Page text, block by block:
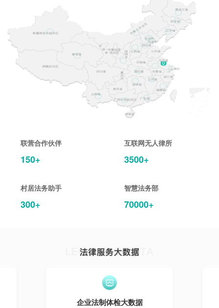
联营合作伙伴
150+
互联网无人律所
3500+
村居法务助手
300+
智慧法务部
70000+
企业法制体检大数据